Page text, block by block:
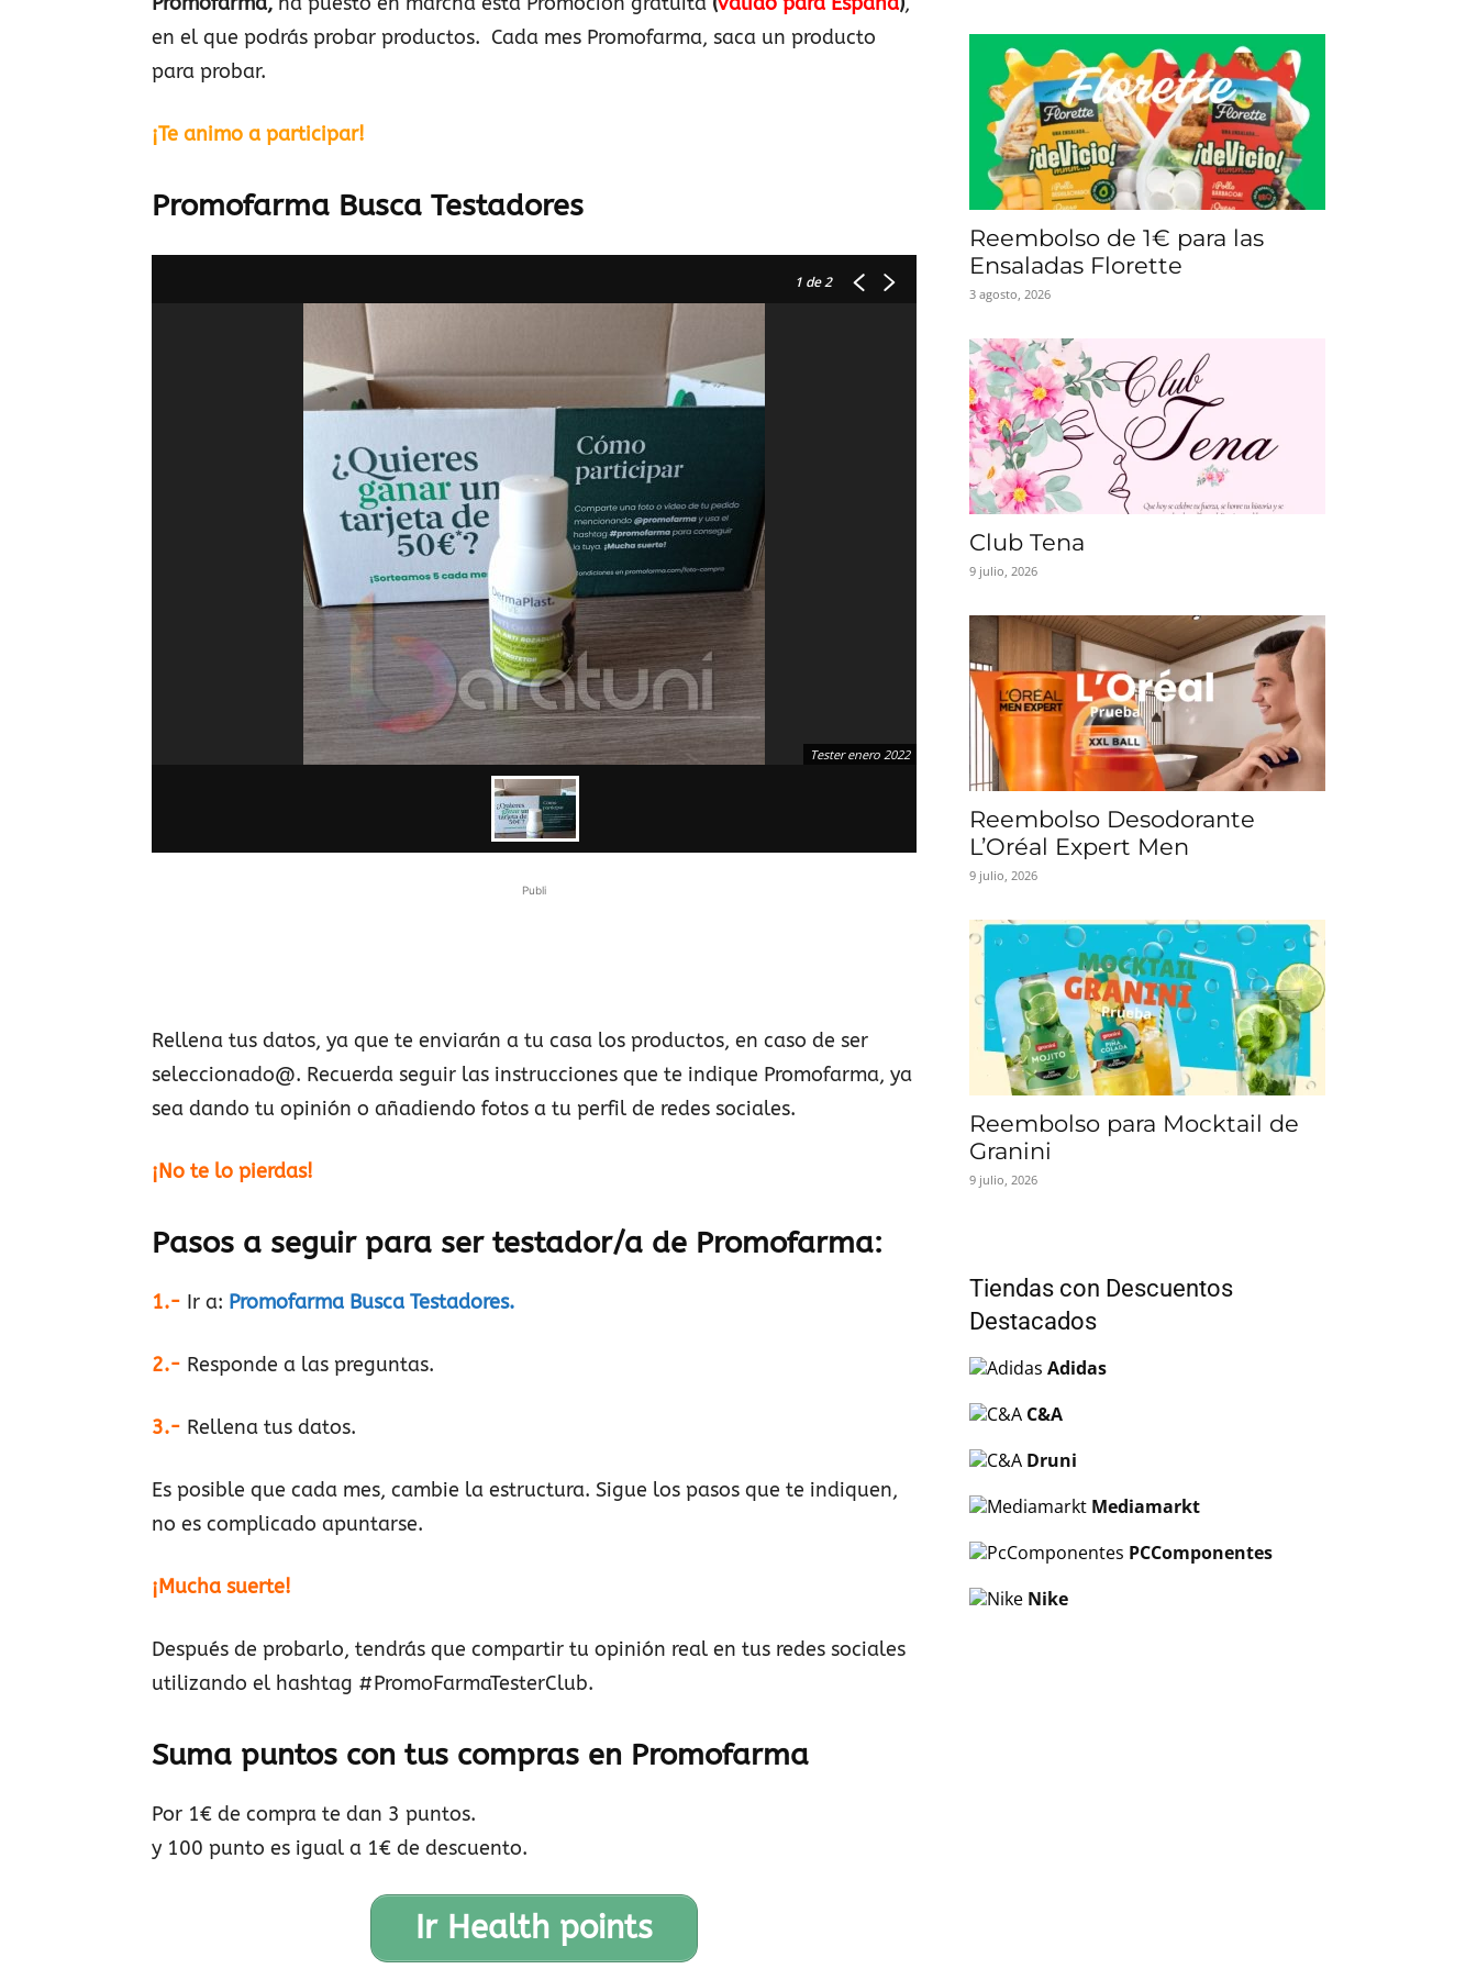
en el que podrás probar productos. Cada mes Promofarma, saca un producto
para probar.
¡Te animo a participar!
Promofarma Busca Testadores
1 de 2
Tester enero 2022
Publi
Rellena tus datos, ya que te enviarán a tu casa los productos, en caso de ser
seleccionado@. Recuerda seguir las instrucciones que te indique Promofarma, ya
sea dando tu opinión o añadiendo fotos a tu perfil de redes sociales.
¡No te lo pierdas!
Pasos a seguir para ser testador/a de Promofarma:
1.- Ir a: Promofarma Busca Testadores.
2.- Responde a las preguntas.
3.- Rellena tus datos.
Es posible que cada mes, cambie la estructura. Sigue los pasos que te indiquen,
no es complicado apuntarse.
¡Mucha suerte!
Después de probarlo, tendrás que compartir tu opinión real en tus redes sociales
utilizando el hashtag #PromoFarmaTesterClub.
Suma puntos con tus compras en Promofarma
Por 1€ de compra te dan 3 puntos.
y 100 punto es igual a 1€ de descuento.
Ir Health points
Reembolso de 1€ para las
Ensaladas Florette
3 agosto, 2026
Club Tena
9 julio, 2026
Reembolso Desodorante
L’Oréal Expert Men
9 julio, 2026
Reembolso para Mocktail de
Granini
9 julio, 2026
Tiendas con Descuentos
Destacados
Adidas
C&A
Druni
Mediamarkt
PCComponentes
Nike